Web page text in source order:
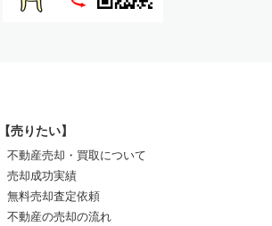
【売りたい】
不動産売却・買取について
売却成功実績
無料売却査定依頼
不動産の売却の流れ